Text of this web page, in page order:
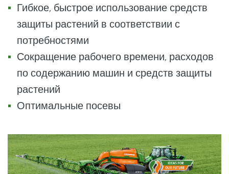
Гибкое, быстрое использование средств
защиты растений в соответствии с
потребностями
Сокращение рабочего времени, расходов
по содержанию машин и средств защиты
растений
Оптимальные посевы